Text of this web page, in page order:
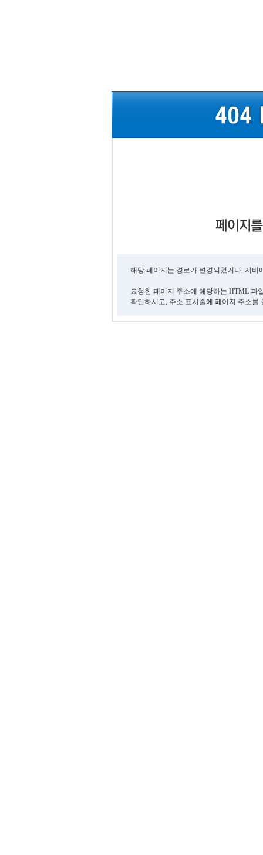
해당 페이지는 경로가 변경되었거나, 서
요청한 페이지 주소에 해당하는 HTML 파
확인하시고, 주소 표시줄에 페이지 주소